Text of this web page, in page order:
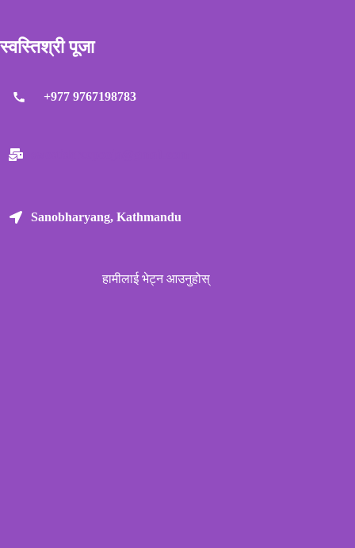
स्वस्तिश्री पूजा
+977 9767198783
Sanobharyang, Kathmandu
हामीलाई भेट्न आउनुहोस्